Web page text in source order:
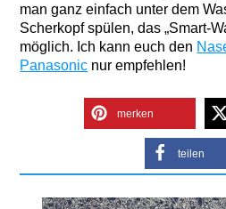
man ganz einfach unter dem
Scherkopf spülen, das „Smart-
möglich. Ich kann euch den
Panasonic nur empfehlen!
merken
teilen